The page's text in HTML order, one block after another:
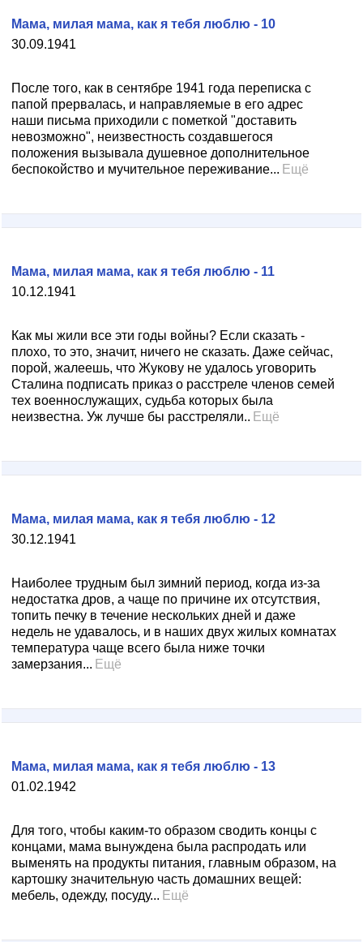
30.09.1941
Мама, милая мама, как я тебя люблю - 10
После того, как в сентябре 1941 года переписка с
папой прервалась, и направляемые в его адрес
наши письма приходили с пометкой "доставить
невозможно", неизвестность создавшегося
положения вызывала душевное дополнительное
беспокойство и мучительное переживание... Ещё
10.12.1941
Мама, милая мама, как я тебя люблю - 11
Как мы жили все эти годы войны? Если сказать -
плохо, то это, значит, ничего не сказать. Даже сейчас,
порой, жалеешь, что Жукову не удалось уговорить
Сталина подписать приказ о расстреле членов семей
тех военнослужащих, судьба которых была
неизвестна. Уж лучше бы расстреляли.. Ещё
30.12.1941
Мама, милая мама, как я тебя люблю - 12
Наиболее трудным был зимний период, когда из-за
недостатка дров, а чаще по причине их отсутствия,
топить печку в течение нескольких дней и даже
недель не удавалось, и в наших двух жилых комнатах
температура чаще всего была ниже точки
замерзания... Ещё
01.02.1942
Мама, милая мама, как я тебя люблю - 13
Для того, чтобы каким-то образом сводить концы с
концами, мама вынуждена была распродать или
выменять на продукты питания, главным образом, на
картошку значительную часть домашних вещей:
мебель, одежду, посуду... Ещё